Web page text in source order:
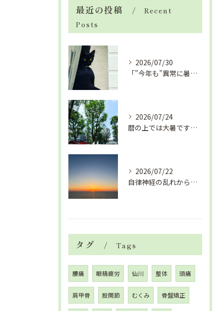
最近の投稿
Recent
Posts
2026/07/30
「”今年も”異常に暑い夏」酷暑+冷房＝夏風邪、腰痛、ひざの痛...
2026/07/24
暦の上では大暑です！腰痛や肩こりから来る頭痛
2026/07/22
自律神経の乱れから生活習慣病、血液循環の滞り
タグ Tags
腰痛 眼精疲労 仙川 整体 頭痛
肩甲骨 股関節 むくみ 骨盤矯正